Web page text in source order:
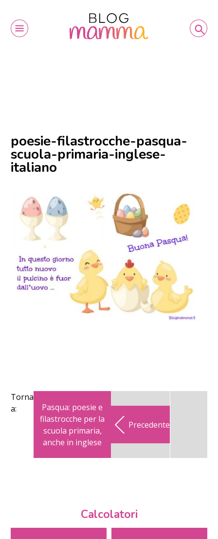
poesie-filastrocche-pasqua-
scuola-primaria-inglese-
italiano
Torna
a:
Pasqua: poesie e
filastrocche per la
scuola primaria,
anche in inglese
Precedente
Calcolatori